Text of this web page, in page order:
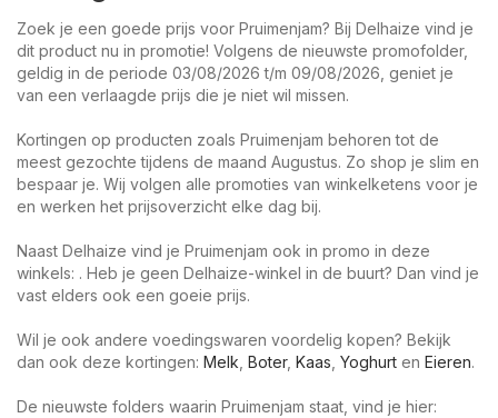
Zoek je een goede prijs voor Pruimenjam? Bij Delhaize vind je
dit product nu in promotie! Volgens de nieuwste promofolder,
geldig in de periode 03/08/2026 t/m 09/08/2026, geniet je
van een verlaagde prijs die je niet wil missen.
Kortingen op producten zoals Pruimenjam behoren tot de
meest gezochte tijdens de maand Augustus. Zo shop je slim en
bespaar je. Wij volgen alle promoties van winkelketens voor je
en werken het prijsoverzicht elke dag bij.
Naast Delhaize vind je Pruimenjam ook in promo in deze
winkels: . Heb je geen Delhaize-winkel in de buurt? Dan vind je
vast elders ook een goeie prijs.
Wil je ook andere voedingswaren voordelig kopen? Bekijk
dan ook deze kortingen: Melk Boter, Kaas Yoghurt en Eieren.
De nieuwste folders waarin Pruimenjam staat, vind je hier: